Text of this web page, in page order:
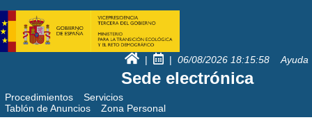
| | 06/08/2026 18:15:58 Ayuda
Sede electrónica
Procedimientos
Servicios
Tablón de Anuncios
Zona Personal